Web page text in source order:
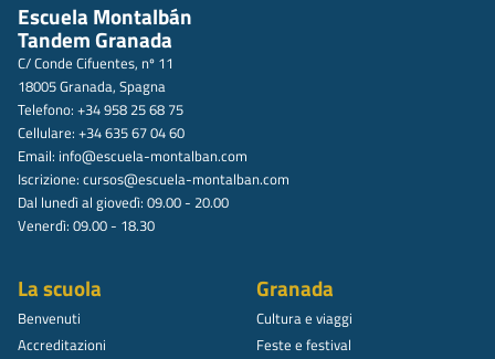
Escuela Montalbán
Tandem Granada
C/ Conde Cifuentes, nº 11
18005 Granada, Spagna
Telefono: +34 958 25 68 75
Cellulare: +34 635 67 04 60
Email: info@escuela-montalban.com
Iscrizione: cursos@escuela-montalban.com
Dal lunedì al giovedì: 09.00 - 20.00
Venerdì: 09.00 - 18.30
La scuola
Benvenuti
Accreditazioni
Granada
Cultura e viaggi
Feste e festival